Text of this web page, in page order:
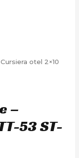
otel 2×10
–
53 ST-